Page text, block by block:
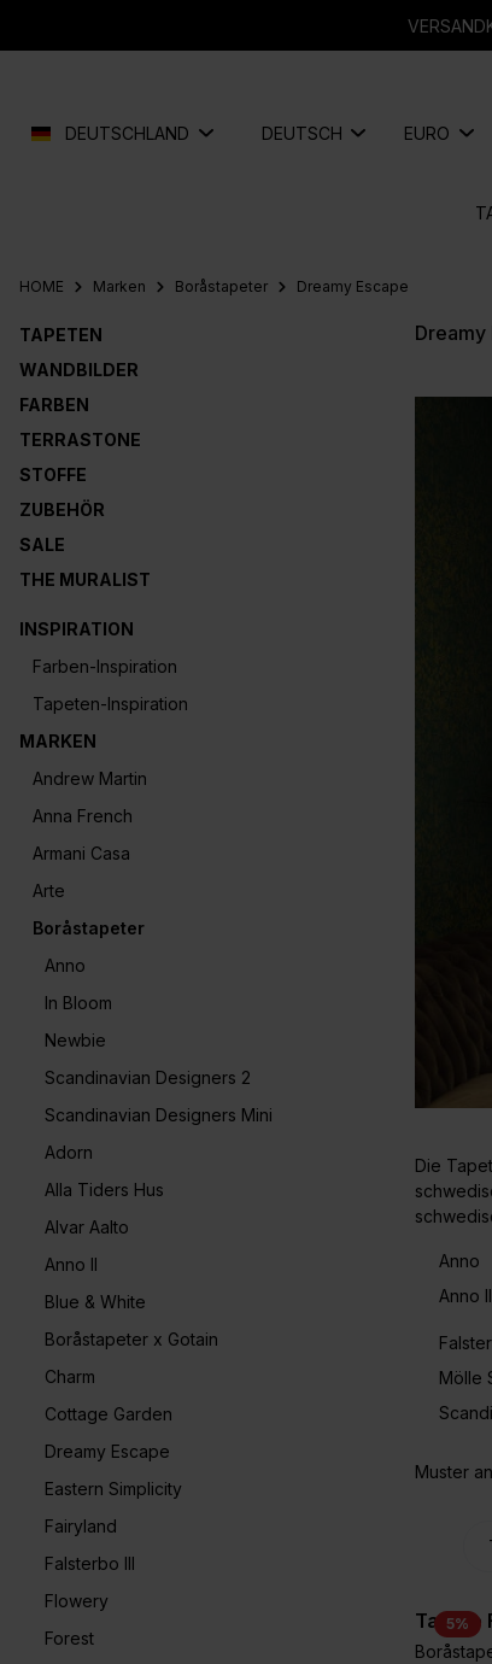
DEUTSCHLAND DEUTSCH EURO
HOME Marken Boråstapeter Dreamy Escape
TAPETEN
WANDBILDER
FARBEN
TERRASTONE
STOFFE
ZUBEHÖR
SALE
THE MURALIST
INSPIRATION
Farben-Inspiration
Tapeten-Inspiration
MARKEN
Andrew Martin
Anna French
Armani Casa
Arte
Boråstapeter
Anno
In Bloom
Newbie
Scandinavian Designers 2
Scandinavian Designers Mini
Adorn
Alla Tiders Hus
Alvar Aalto
Anno II
Blue & White
Boråstapeter x Gotain
Charm
Cottage Garden
Dreamy Escape
Eastern Simplicity
Fairyland
Falsterbo III
Flowery
Forest
Dreamy
Die
Anno
Anno II
Mölle
Muster
5%
Tapete